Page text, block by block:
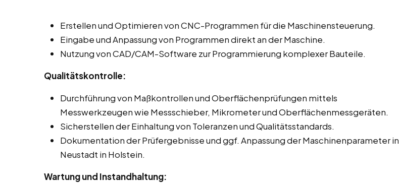
Erstellen und Optimieren von CNC-Programmen für die Maschinensteuerung.
Eingabe und Anpassung von Programmen direkt an der Maschine.
Nutzung von CAD/CAM-Software zur Programmierung komplexer Bauteile.
Qualitätskontrolle:
Durchführung von Maßkontrollen und Oberflächenprüfungen mittels
Messwerkzeugen wie Messschieber, Mikrometer und Oberflächenmessgeräten.
Sicherstellen der Einhaltung von Toleranzen und Qualitätsstandards.
Dokumentation der Prüfergebnisse und ggf. Anpassung der Maschinenparameter in
Neustadt in Holstein.
Wartung und Instandhaltung: